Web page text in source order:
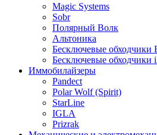
Magic Systems
Sobr
Полярный Волк
Альтоника
Бесключевые обходчики
Бесключевые обходчики
Иммобилайзеры
Pandect
Polar Wolf (Spirit)
StarLine
IGLA
Prizrak